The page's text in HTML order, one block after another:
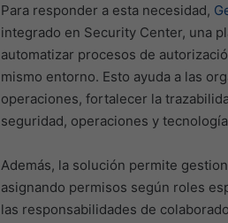
Para responder a esta necesidad,
integrado en Security Center, una
automatizar procesos de
mismo entorno. Esto ayuda a las
operaciones, fortalecer la
seguridad, operaciones y
Además, la solución permite
asignando permisos según roles
las responsabilidades de